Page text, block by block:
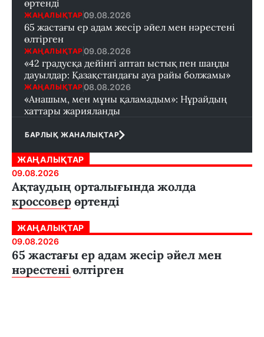
өртенді
ЖАҢАЛЫҚТАР 09.08.2026
65 жастағы ер адам жесір әйел мен нәрестені
өлтірген
ЖАҢАЛЫҚТАР 09.08.2026
«42 градусқа дейінгі аптап ыстық пен шаңды
дауылдар: Қазақстандағы ауа райы болжамы»
ЖАҢАЛЫҚТАР 08.08.2026
«Анашым, мен мұны қаламадым»: Нұрайдың
хаттары жарияланды
БАРЛЫҚ ЖАНАЛЫҚТАР
ЖАҢАЛЫҚТАР
09.08.2026
Ақтаудың орталығында жолда
кроссовер өртенді
ЖАҢАЛЫҚТАР
09.08.2026
65 жастағы ер адам жесір әйел мен
нәрестені өлтірген